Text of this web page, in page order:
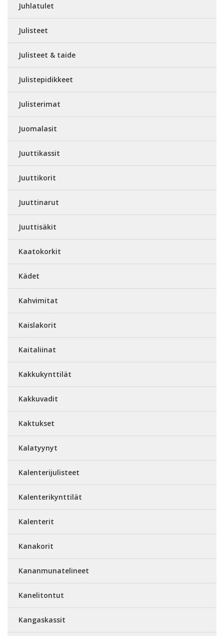
Juhlatulet
Julisteet
Julisteet & taide
Julistepidikkeet
Julisterimat
Juomalasit
Juuttikassit
Juuttikorit
Juuttinarut
Juuttisäkit
Kaatokorkit
Kädet
Kahvimitat
Kaislakorit
Kaitaliinat
Kakkukynttilät
Kakkuvadit
Kaktukset
Kalatyynyt
Kalenterijulisteet
Kalenterikynttilät
Kalenterit
Kanakorit
Kananmunatelineet
Kanelitontut
Kangaskassit